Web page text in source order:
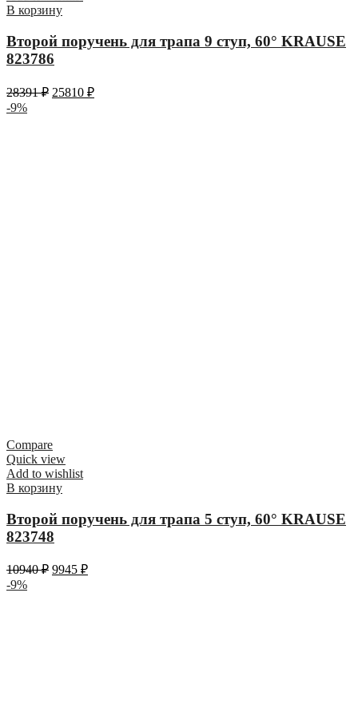
В корзину
Второй поручень для трапа 9 ступ, 60° KRAUSE
823786
28391₽ 25810 ₽
-9%
Compare
Quick view
Add to wishlist
В корзину
Второй поручень для трапа 5 ступ, 60° KRAUSE
823748
10940₽ 9945 ₽
-9%